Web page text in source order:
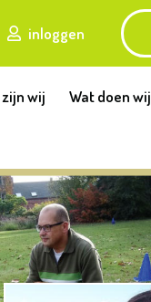
inloggen
wij Wat doen wij